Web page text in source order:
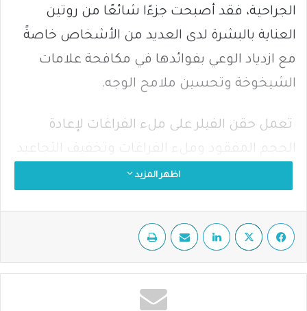
الجراحية، فقد أصبحت جزءًا شائعًا من روتين
العناية بالبشرة لدى العديد من الأشخاص خاصةً
مع ازدياد الوعي بفوائدها في مكافحة علامات
الشيخوخة وتحسين ملامح الوجه.
تعمل حقن الفيلر على ملء الفراغات لإعادة
الحجم المفقود وملء الفراغات وتخفيف التجاعيد
إضافة إلى نفخ الوجه والشفايف النحيفة، ولتعديل
طريق ملء الفراغات.
كما تعمل على علاج ندبات البشرة البارزة أو
المناطق المنخفضة من خلال ملئها مثل آثار حب
اظهر المزيد
فيسبوك لينكدإن مشاركة عبر البريد